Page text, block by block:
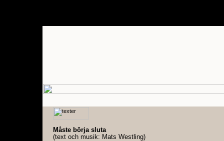
Måste börja sluta
(text och musik: Mats Westling)